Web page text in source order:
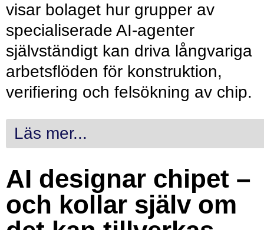
visar bolaget hur grupper av
specialiserade AI-agenter
självständigt kan driva långvariga
arbetsflöden för konstruktion,
verifiering och felsökning av chip.
Läs mer...
AI designar chipet –
och kollar själv om